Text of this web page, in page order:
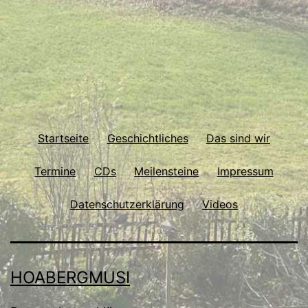
Startseite Geschichtliches Das sind wir
Termine CDs Meilensteine Impressum
Datenschutzerklärung Videos
HOABERGMUSI